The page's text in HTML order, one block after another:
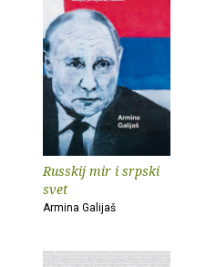
Russkij mir i srpski
svet
Armina Galijaš